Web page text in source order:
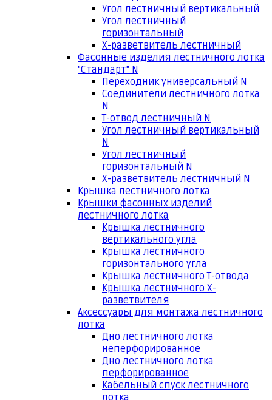
Угол лестничный вертикальный
Угол лестничный
горизонтальный
Х-разветвитель лестничный
Фасонные изделия лестничного лотка
"Стандарт" N
Переходник универсальный N
Соединители лестничного лотка
N
Т-отвод лестничный N
Угол лестничный вертикальный
N
Угол лестничный
горизонтальный N
Х-разветвитель лестничный N
Крышка лестничного лотка
Крышки фасонных изделий
лестничного лотка
Крышка лестничного
вертикального угла
Крышка лестничного
горизонтального угла
Крышка лестничного Т-отвода
Крышка лестничного Х-
разветвителя
Аксессуары для монтажа лестничного
лотка
Дно лестничного лотка
неперфорированное
Дно лестничного лотка
перфорированное
Кабельный спуск лестничного
лотка